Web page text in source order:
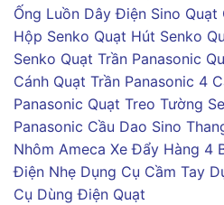
Ống Luồn Dây Điện Sino Quạt
Hộp Senko Quạt Hút Senko
Senko Quạt Trần Panasonic
Cánh Quạt Trần Panasonic 4
Panasonic Quạt Treo Tường
Panasonic Cầu Dao Sino
Nhôm Ameca Xe Đẩy Hàng 4
Điện Nhẹ Dụng Cụ Cầm Tay
Cụ Dùng Điện Quạt